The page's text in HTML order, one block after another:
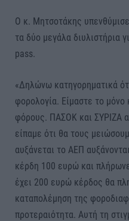
Ο κ. Μητσοτάκης
τα δύο μεγάλα διυλιστήρια
pass.
«Δηλώνω κατηγορηματικά
φορολογία. Είμαστε το μόνο
φόρους. ΠΑΣΟΚ και ΣΥΡΙΖΑ
είπαμε ότι θα τους
αυξάνεται το ΑΕΠ
κέρδη 100 ευρώ και
έχει 200 ευρώ κέρδος θα
καταπολέμηση της
προτεραιότητα. Αυτή τη